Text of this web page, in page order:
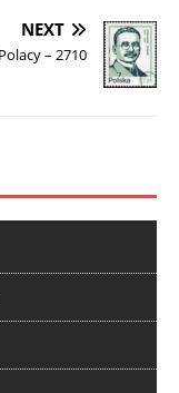
NEXT
– 2710